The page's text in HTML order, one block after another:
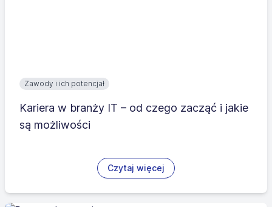
Zawody i ich potencjał
Kariera w branży IT – od czego zacząć i jakie
są możliwości
Czytaj więcej